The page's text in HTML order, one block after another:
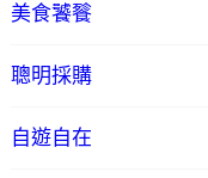
美食饕餮
聰明採購
自遊自在